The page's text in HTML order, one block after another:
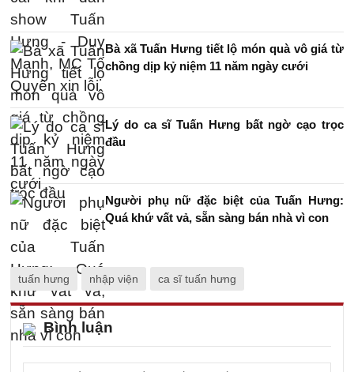
Bà xã Tuấn Hưng tiết lộ món quà vô giá từ
chồng dịp kỷ niệm 11 năm ngày cưới
Lý do ca sĩ Tuấn Hưng bất ngờ cạo trọc
đầu
Người phụ nữ đặc biệt của Tuấn Hưng:
Quá khứ vất vả, sẵn sàng bán nhà vì con
tuấn hưng nhập viện ca sĩ tuấn hưng
Bình luận